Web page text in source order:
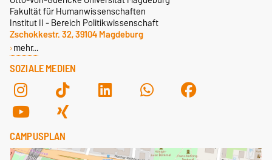
SOZIALE MEDIEN
Fakultät für Humanwissenschaften
Institut II - Bereich Politikwissenschaft
Zschokkestr. 32, 39104 Magdeburg
mehr…
CAMPUSPLAN